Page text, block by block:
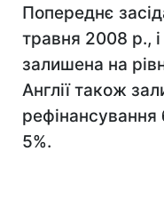
Попереднє
травня 2008 р.,
залишена на
Англії також
рефінансування
5%.